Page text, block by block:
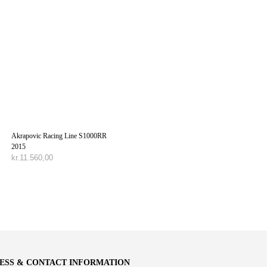
Akrapovic Racing Line S1000RR
2015
kr.11.560,00
& CONTACT INFORMATION